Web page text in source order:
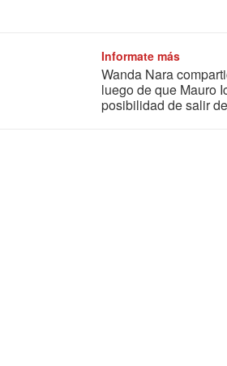
Informate más
Wanda Nara
luego de que Mauro
posibilidad de salir